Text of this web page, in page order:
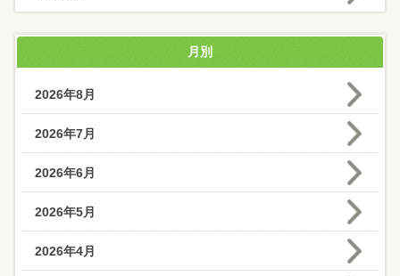
月別
2026年8月
2026年7月
2026年6月
2026年5月
2026年4月